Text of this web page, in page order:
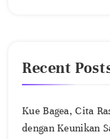
Recent
Kue Bagea, Cita
dengan Keunikan